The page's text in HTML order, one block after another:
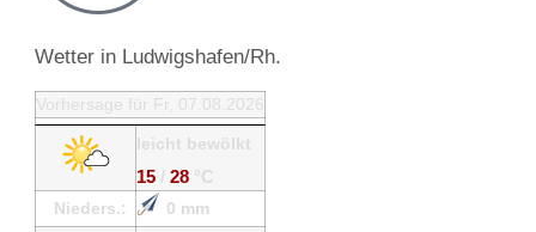
Wetter in Ludwigshafen/Rh.
Vorhersage für Fr, 07.08.2026
leicht bewölkt
15/ 28°C
Nieders.:
0 mm